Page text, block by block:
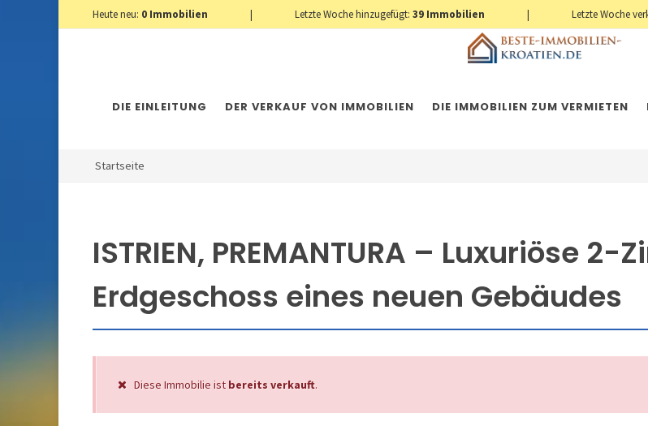
Heute neu: 0 Immobilien | Letzte Woche hinzugefügt: 39 Immobilien | Letzte Woche
DIE EINLEITUNG DER VERKAUF VON IMMOBILIEN DIE IMMOBILIEN ZUM VERMIETEN
Startseite
ISTRIEN, PREMANTURA – Luxuriöse
Erdgeschoss eines neuen Gebäudes
Diese Immobilie ist bereits verkauft.